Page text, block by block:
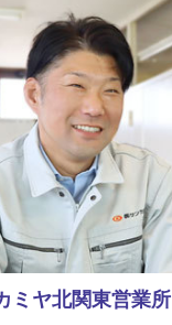
ミヤ北関東営業所